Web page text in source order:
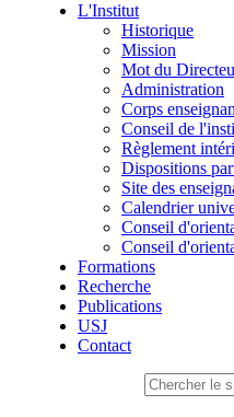
L'Institut
Historique
Mission
Mot du
Administration
Corps
Conseil de
Règlement
Dispositions
Site des
Calendrier
Conseil
Conseil
Formations
Recherche
Publications
USJ
Contact